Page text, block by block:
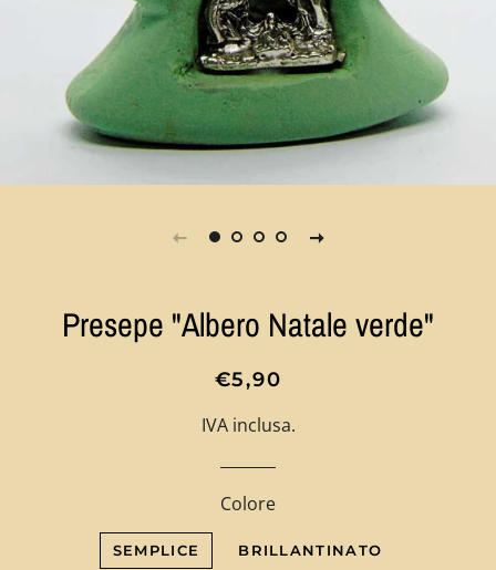
Presepe "Albero Natale verde"
Prezzo
listino
Prezzo
€5,90
IVA inclusa.
Colore
SEMPLICE BRILLANTINATO